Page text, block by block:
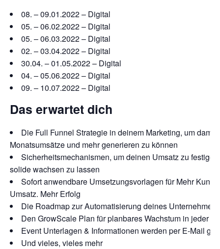
08. – 09.01.2022 – Digital
05. – 06.02.2022 – Digital
05. – 06.03.2022 – Digital
02. – 03.04.2022 – Digital
30.04. – 01.05.2022 – Digital
04. – 05.06.2022 – Digital
09. – 10.07.2022 – Digital
Das erwartet dich
Die Full Funnel Strategie in deinem Marketing, um damit
Monatsumsätze und mehr generieren zu können
Sicherheitsmechanismen, um deinen Umsatz zu
solide wachsen zu lassen
Sofort anwendbare Umsetzungsvorlagen für Mehr
Umsatz. Mehr Erfolg
Die Roadmap zur Automatisierung deines Unternehmens
Den GrowScale Plan für planbares Wachstum in jeder
Event Unterlagen & Informationen werden per E-Mail
Und vieles, vieles mehr